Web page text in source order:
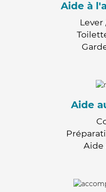
Aide à
Aide
Aide